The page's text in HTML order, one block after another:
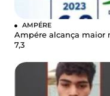
AMPÉRE
Ampére alcança maior
7,3